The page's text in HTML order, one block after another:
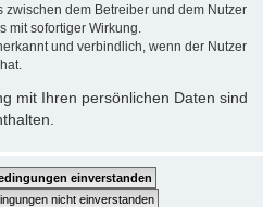
zwischen dem Betreiber und dem Nutzer
mit sofortiger Wirkung.
und verbindlich, wenn der Nutzer
mit Ihren persönlichen Daten sind